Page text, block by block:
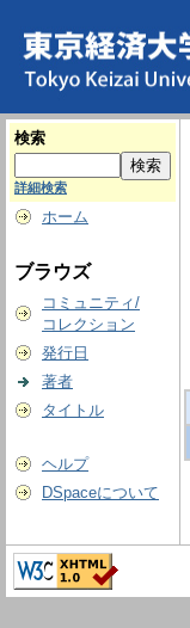
検索
詳細検索
ホーム
ブラウズ
コミュニティ/
コレクション
発行日
著者
タイトル
ヘルプ
DSpaceについて